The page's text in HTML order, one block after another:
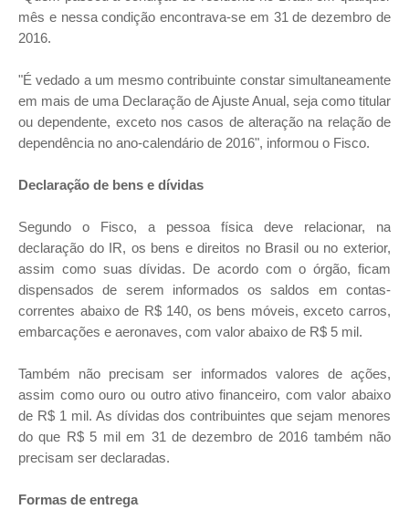
mês e nessa condição encontrava-se em 31 de dezembro de
2016.
"É vedado a um mesmo contribuinte constar simultaneamente
em mais de uma Declaração de Ajuste Anual, seja como titular
ou dependente, exceto nos casos de alteração na relação de
dependência no ano-calendário de 2016", informou o Fisco.
Declaração de bens e dívidas
Segundo o Fisco, a pessoa física deve relacionar, na
declaração do IR, os bens e direitos no Brasil ou no exterior,
assim como suas dívidas. De acordo com o órgão, ficam
dispensados de serem informados os saldos em contas-
correntes abaixo de R$ 140, os bens móveis, exceto carros,
embarcações e aeronaves, com valor abaixo de R$ 5 mil.
Também não precisam ser informados valores de ações,
assim como ouro ou outro ativo financeiro, com valor abaixo
de R$ 1 mil. As dívidas dos contribuintes que sejam menores
do que R$ 5 mil em 31 de dezembro de 2016 também não
precisam ser declaradas.
Formas de entrega